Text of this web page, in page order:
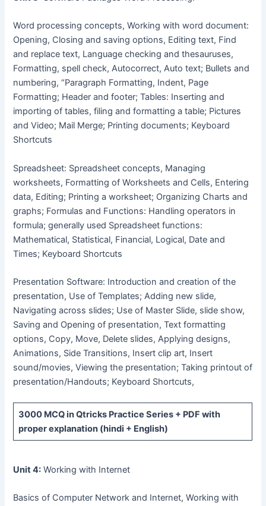
Word processing concepts, Working with word document:
Opening, Closing and saving options, Editing text, Find
and replace text, Language checking and thesauruses,
Formatting, spell check, Autocorrect, Auto text; Bullets and
numbering, “Paragraph Formatting, Indent, Page
Formatting; Header and footer; Tables: Inserting and
importing of tables, filing and formatting a table; Pictures
and Video; Mail Merge; Printing documents; Keyboard
Shortcuts
Spreadsheet: Spreadsheet concepts, Managing
worksheets, Formatting of Worksheets and Cells, Entering
data, Editing; Printing a worksheet; Organizing Charts and
graphs; Formulas and Functions: Handling operators in
formula; generally used Spreadsheet functions:
Mathematical, Statistical, Financial, Logical, Date and
Times; Keyboard Shortcuts
Presentation Software: Introduction and creation of the
presentation, Use of Templates; Adding new slide,
Navigating across slides; Use of Master Slide, slide show,
Saving and Opening of presentation, Text formatting
options, Copy, Move, Delete slides, Applying designs,
Animations, Side Transitions, Insert clip art, Insert
sound/movies, Viewing the presentation; Taking printout of
presentation/Handouts; Keyboard Shortcuts,
3000 MCQin Qtricks Practice Series + PDF with
proper explanation (hindi + English)
Unit 4: Working with Internet
Basics of Computer Network and Internet, Working with